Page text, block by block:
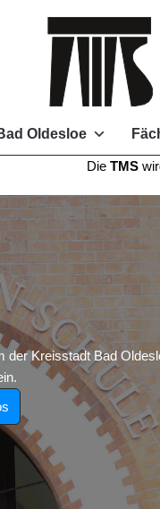
Oldesloe
TMS
der Kreisstadt Bad